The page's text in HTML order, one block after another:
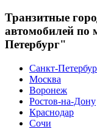
Транзитные
автомобилей
Петербург"
Санкт-
Москва
Воронеж
Ростов-на-Дону
Краснодар
Сочи